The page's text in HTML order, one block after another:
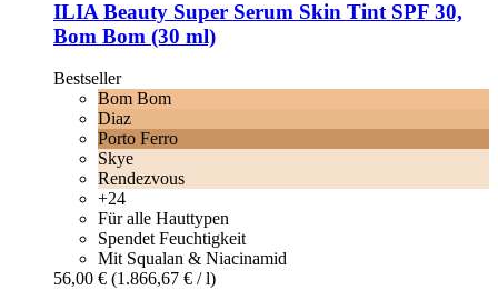
ILIA Beauty Super Serum Skin Tint SPF 30,
Bom Bom (30 ml)
Bestseller
Bom Bom
Diaz
Porto Ferro
Skye
Rendezvous
+24
Für alle Hauttypen
Spendet Feuchtigkeit
Mit Squalan & Niacinamid
56,00 € (1.866,67 € / l)